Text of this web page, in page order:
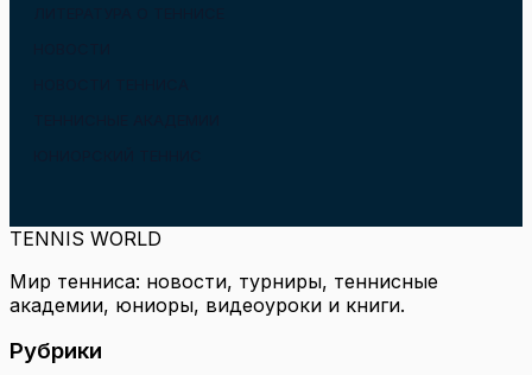
TENNIS WORLD
Мир тенниса: новости, турниры, теннисные
академии, юниоры, видеоуроки и книги.
Рубрики